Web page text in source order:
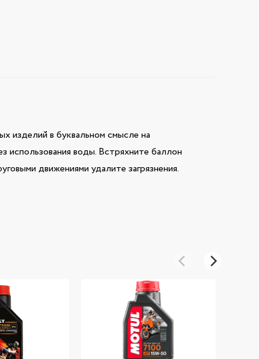
изделий в буквальном смысле на
использования воды. Встряхните баллон
движениями удалите загрязнения.